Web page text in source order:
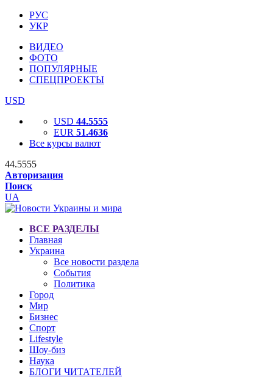
РУС
УКР
ВИДЕО
ФОТО
ПОПУЛЯРНЫЕ
СПЕЦПРОЕКТЫ
USD
USD 44.5555
EUR 51.4636
Все курсы валют
44.5555
Авторизация
Поиск
UA
ВСЕ РАЗДЕЛЫ
Главная
Украина
Все новости раздела
События
Политика
Город
Мир
Бизнес
Спорт
Lifestyle
Шоу-биз
Наука
БЛОГИ ЧИТАТЕЛЕЙ